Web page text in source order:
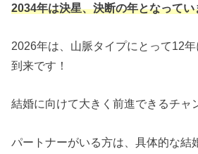
2034年は決星、決断の年となってい
2026年は、山脈タイプにとって12年
到来です！
結婚に向けて大きく前進できるチャ
パートナーがいる方は、具体的な結